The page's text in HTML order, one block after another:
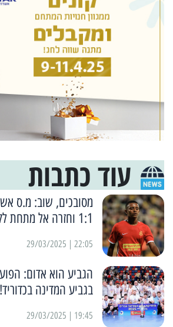
עוד כתבות
מסובכים, שוב: מ.ס
1:1 וחזרה אל מתחת לקו האדום
22:05 | 29/03/2025
הגביע הוא אדום:
בגביע המדינה בכדוריד!
19:45 | 29/03/2025